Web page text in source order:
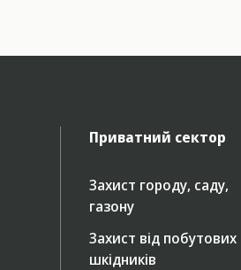
Приватний сектор
Захист городу, саду,
газону
Захист від побутових
шкідників